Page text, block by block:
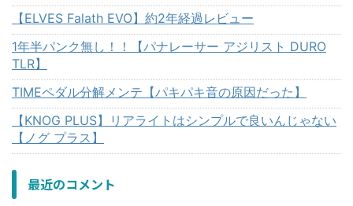
【ELVES Falath EVO】約2年経過レビュー
1年半パンク無し！！【パナレーサー アジリスト DURO
TLR】
TIMEペダル分解メンテ【パキパキ音の原因だった】
【KNOG PLUS】リアライトはシンプルで良いんじゃない
【ノグ プラス】
最近のコメント